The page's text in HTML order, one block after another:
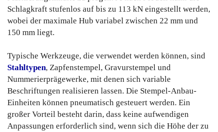
Schlagkraft stufenlos auf bis zu 113 kN eingestellt werden,
wobei der maximale Hub variabel zwischen 22 mm und
150 mm liegt.
Typische Werkzeuge, die verwendet werden können, sind
Stahltypen, Zapfenstempel, Gravurstempel und
Nummerierprägewerke, mit denen sich variable
Beschriftungen realisieren lassen. Die Stempel-Anbau-
Einheiten können pneumatisch gesteuert werden. Ein
großer Vorteil besteht darin, dass keine aufwendigen
Anpassungen erforderlich sind, wenn sich die Höhe der zu